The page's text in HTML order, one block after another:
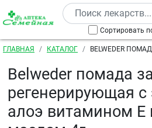
Перейти к основному содержанию
Сортировать
Строка навигации
ГЛАВНАЯ КАТАЛОГ
BELWEDER
Belweder помада
регенерирующая с
алоэ витамином Е